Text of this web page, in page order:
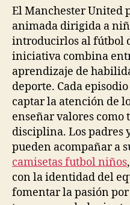
entrada
El Manchester United
animada dirigida a
introducirlos al fútbol
iniciativa combina
aprendizaje de
deporte. Cada
captar la atención de
enseñar valores como
disciplina. Los padres
pueden acompañar a
camisetas futbol niños
con la identidad del
fomentar la pasión